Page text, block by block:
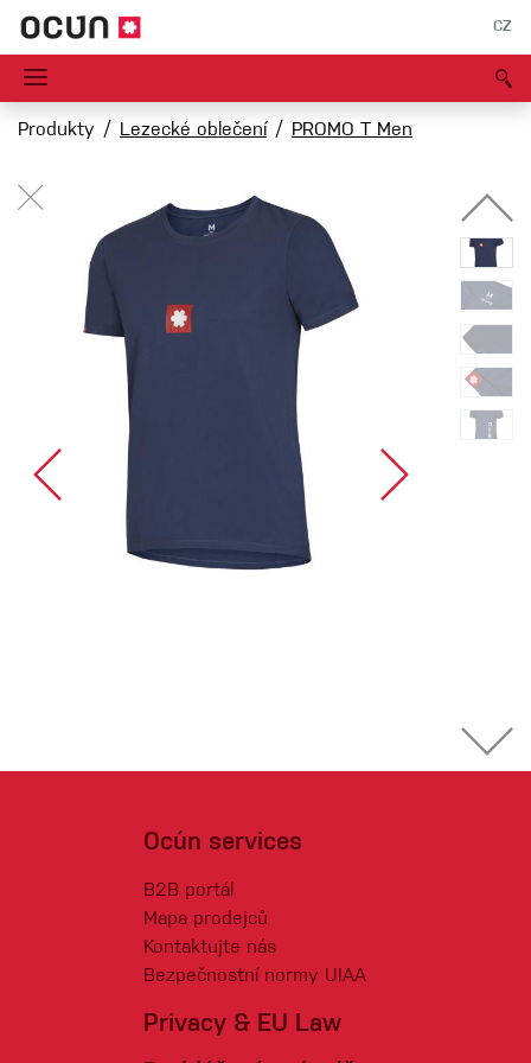
CZ
Produkty Lezecké oblečení PROMO T Men
Ocún services
B2B portál
Mapa prodejců
Kontaktujte nás
Bezpečnostní normy UIAA
Privacy & EU Law